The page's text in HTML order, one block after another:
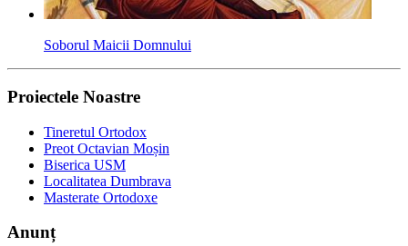
Soborul Maicii Domnului
Proiectele Noastre
Tineretul Ortodox
Preot Octavian Moșin
Biserica USM
Localitatea Dumbrava
Masterate Ortodoxe
Anunț